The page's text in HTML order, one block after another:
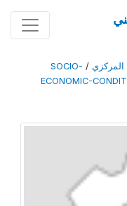
المركزي /
SOCIO-
ECONOMIC-